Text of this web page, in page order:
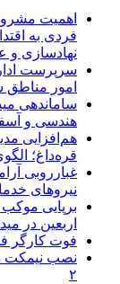
اهمیت
فردی به
نهادسازی و
سرپرست
امور
ساماندهی
هندسی و
هم‌افزایی
قره‌داغ؛
غبارروبی
نیروهای
اربعین در
فوت کارگر
نصب نیمکت
۲